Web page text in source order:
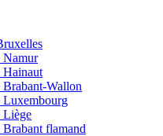
Namur
Hainaut
Wallon
Luxembourg
Liège
flamand